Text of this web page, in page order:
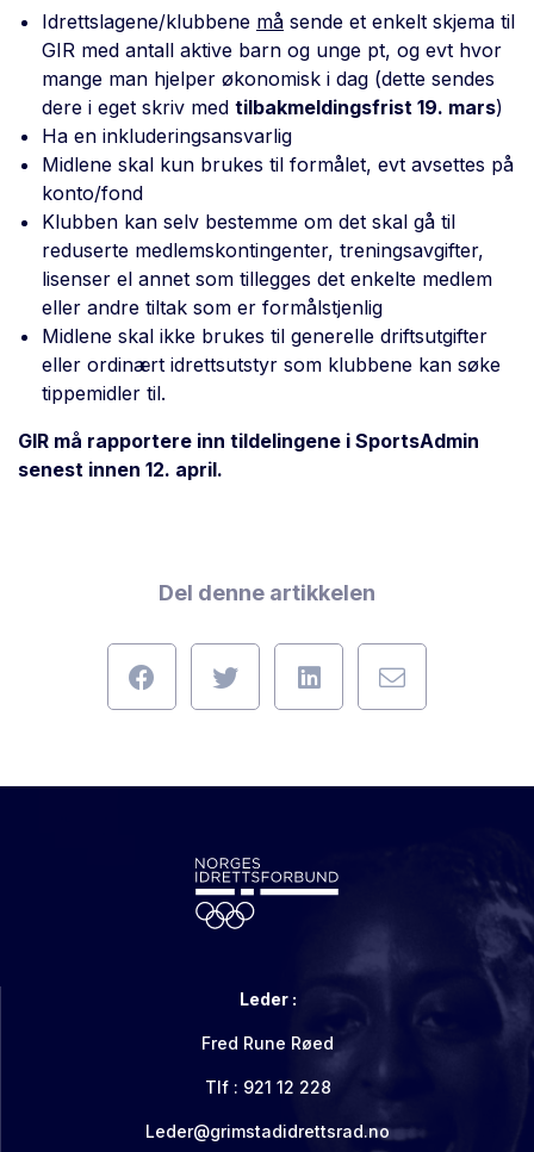
Idrettslagene/klubbene må sende et enkelt skjema til
GIR med antall aktive barn og unge pt, og evt hvor
mange man hjelper økonomisk i dag (dette sendes
dere i eget skriv med tilbakmeldingsfrist 19. mars)
Ha en inkluderingsansvarlig
Midlene skal kun brukes til formålet, evt avsettes på
konto/fond
Klubben kan selv bestemme om det skal gå til
reduserte medlemskontingenter, treningsavgifter,
lisenser el annet som tillegges det enkelte medlem
eller andre tiltak som er formålstjenlig
Midlene skal ikke brukes til generelle driftsutgifter
eller ordinært idrettsutstyr som klubbene kan søke
tippemidler til.
GIR må rapportere inn tildelingene i SportsAdmin
senest innen 12. april.
Del denne artikkelen
Leder :
Fred Rune Røed
Tlf : 921 12 228
Leder@grimstadidrettsrad.no